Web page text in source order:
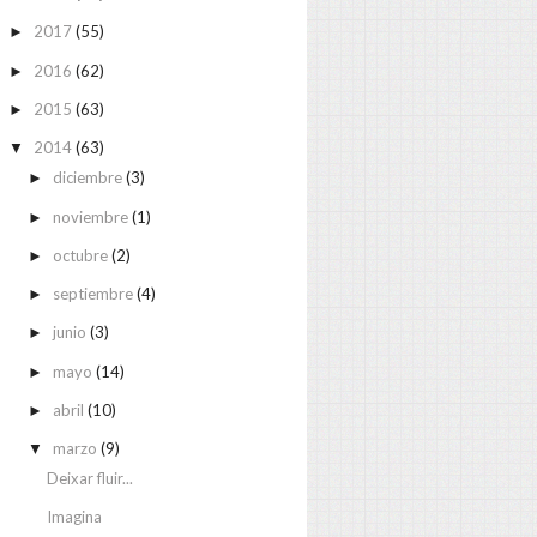
► 2017(55)
► 2016 (62)
► 2015 (63)
▼ 2014(63)
► diciembre (3)
► noviembre (1)
► octubre (2)
► septiembre (4)
► junio (3)
► mayo (14)
► abril (10)
▼ marzo (9)
Deixar fluir...
Imagina